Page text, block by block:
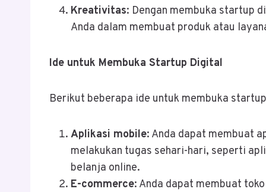
Kreativitas: Dengan membuka startup
Anda dalam membuat produk atau
Ide untuk Membuka Startup Digital
Berikut beberapa ide untuk membuka
Aplikasi mobile: Anda dapat membuat
melakukan tugas sehari-hari, seperti
belanja online.
E-commerce: Anda dapat membuat